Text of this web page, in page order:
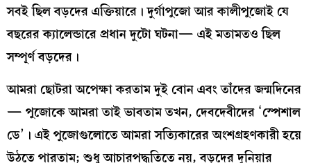
সবই ছিল বড়দের এক্তিয়ারে। দুর্গাপুজো আর কালীপুজোই যে
বছরের ক্যালেন্ডারে প্রধান দুটো ঘটনা— এই মতামতও ছিল
সম্পূর্ণ বড়দের।
আমরা ছোটরা অপেক্ষা করতাম দুই বোন এবং তাঁদের জন্মদিনের
— পুজোকে আমরা তাই ভাবতাম তখন, দেবদেবীদের ‘স্পেশাল
ডে’। এই পুজোগুলোতে আমরা সত্যিকারের অংশগ্রহণকারী হয়ে
উঠতে পারতাম; শুধু আচারপদ্ধতিতে নয়, বড়দের দুনিয়ার